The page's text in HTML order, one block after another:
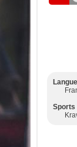
Langue
Sports